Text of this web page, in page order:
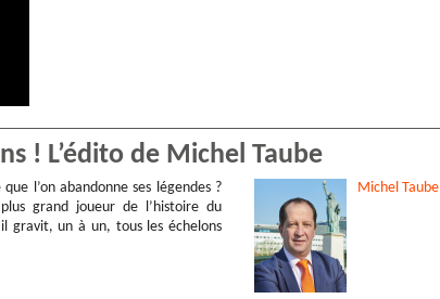
! L’édito de Michel Taube
que l’on abandonne ses légendes ?
grand joueur de l’histoire du
gravit, un à un, tous les échelons
Michel Taube